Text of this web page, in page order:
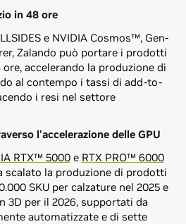
in 48 ore
e NVIDIA Cosmos™, Gen-
Zalando può portare i prodotti
accelerando la produzione di
al contempo i tassi di add-to-
i resi nel settore
l'accelerazione delle GPU
RTX™ 5000e RTX PRO™ 6000
scalato la produzione di prodotti
SKU per calzature nel 2025 e
3D per il 2026, supportati da
automatizzate e di sette